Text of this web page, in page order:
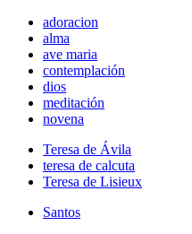
adoracion
alma
ave maria
contemplación
dios
meditación
novena
Teresa de Ávila
teresa de calcuta
Teresa de Lisieux
Santos